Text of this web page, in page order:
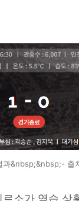
과&nbsp;&nbsp;- 출
소가 역습 상